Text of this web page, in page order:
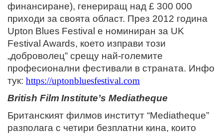
финансиране), генериращ над £ 300 000
приходи за своята област. През 2012 година
Upton Blues Festival е номиниран за UK
Festival Awards, което изправи този
„доброволец” срещу най-големите
професионални фестивали в страната. Инфо
тук: https://uptonbluesfestival.com
British Film Institute’s Mediatheque
Британският филмов институт “Mediatheque”
разполага с четири безплатни кина, които